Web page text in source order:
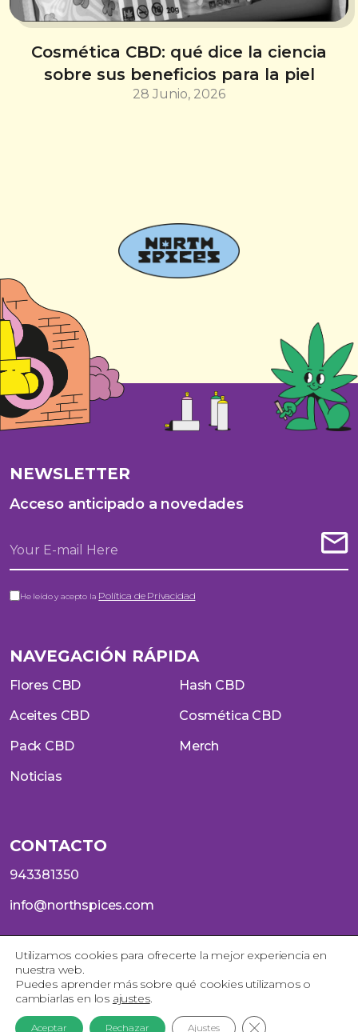
Cosmética CBD: qué dice la ciencia
sobre sus beneficios para la piel
28 Junio, 2026
NEWSLETTER
Acceso anticipado a novedades
He leído y acepto la Política de Privacidad
NAVEGACIÓN RÁPIDA
Flores CBD
Hash CBD
Aceites CBD
Cosmética CBD
Pack CBD
Merch
Noticias
CONTACTO
943381350
info@northspices.com
SOCIAL
Instagram
Utilizamos cookies para ofrecerte la mejor experiencia en
nuestra web.
Puedes aprender más sobre qué cookies utilizamos o
cambiarlas en los ajustes.
Aceptar Rechazar Ajustes Cerrar el banner